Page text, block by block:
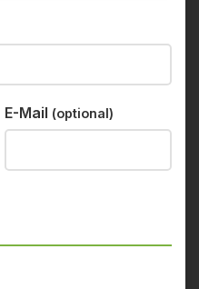
E-Mail (optional)